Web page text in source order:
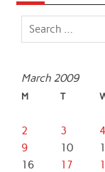
March 2009
M T
2
3 4
9
10
16
17